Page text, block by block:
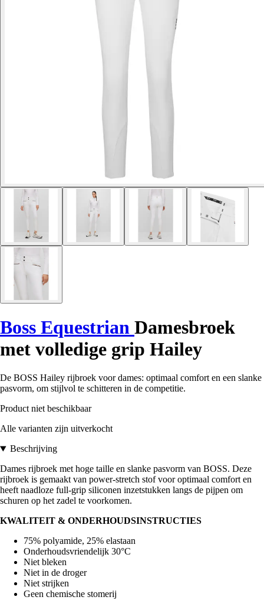
Boss Equestrian Damesbroek
met volledige grip Hailey
De BOSS Hailey rijbroek voor dames: optimaal comfort en een slanke
pasvorm, om stijlvol te schitteren in de competitie.
Product niet beschikbaar
Alle varianten zijn uitverkocht
Beschrijving
Dames rijbroek met hoge taille en slanke pasvorm van BOSS. Deze
rijbroek is gemaakt van power-stretch stof voor optimaal comfort en
heeft naadloze full-grip siliconen inzetstukken langs de pijpen om
schuren op het zadel te voorkomen.
KWALITEIT & ONDERHOUDSINSTRUCTIES
75% polyamide, 25% elastaan
Onderhoudsvriendelijk 30°C
Niet bleken
Niet in de droger
Niet strijken
Geen chemische stomerij